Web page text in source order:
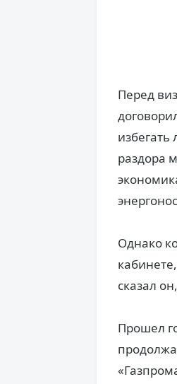
Перед
раздора
Однако
сказал
Прошел